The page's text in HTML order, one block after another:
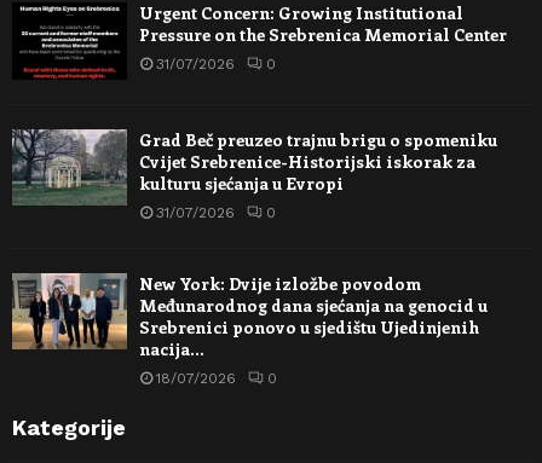
Urgent Concern: Growing Institutional
Pressure on the Srebrenica Memorial Center
31/07/2026 0
Grad Beč preuzeo trajnu brigu o spomeniku
Cvijet Srebrenice-Historijski iskorak za
kulturu sjećanja u Evropi
31/07/2026 0
New York: Dvije izložbe povodom
Međunarodnog dana sjećanja na genocid u
Srebrenici ponovo u sjedištu Ujedinjenih
nacija…
18/07/2026 0
Kategorije